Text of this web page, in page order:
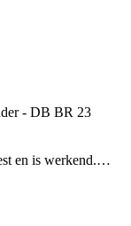
- DB BR 23
en is werkend.